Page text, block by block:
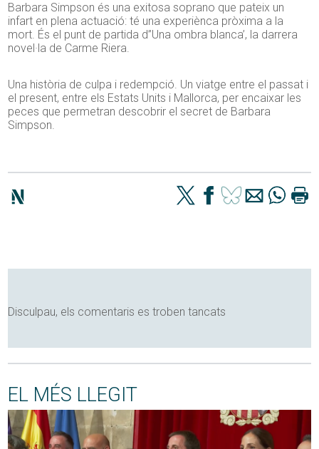
Barbara Simpson és una exitosa soprano que pateix un
infart en plena actuació: té una experiènca pròxima a la
mort. És el punt de partida d”Una ombra blanca’, la darrera
novel·la de Carme Riera.
Una història de culpa i redempció. Un viatge entre el passat i
el present, entre els Estats Units i Mallorca, per encaixar les
peces que permetran descobrir el secret de Barbara
Simpson.
Disculpau, els comentaris es troben tancats
EL MÉS LLEGIT